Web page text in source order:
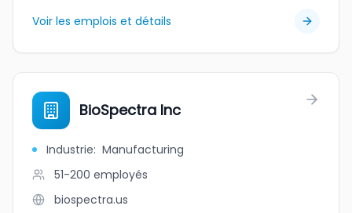
Voir les emplois et détails
BioSpectra Inc
Industrie: Manufacturing
51-200 employés
biospectra.us